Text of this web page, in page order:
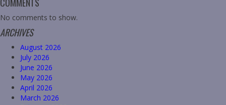
No comments to show.
ARCHIVES
August 2026
July 2026
June 2026
May 2026
April 2026
March 2026